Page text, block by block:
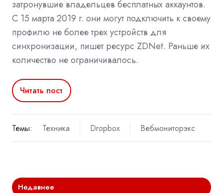
затронувшие владельцев бесплатных аккаунтов.
С 15 марта 2019 г. они могут подключить к своему
профилю не более трех устройств для
синхронизации, пишет ресурс ZDNet. Раньше их
количество не ограничивалось.
Читать пост
Темы: Техника Dropbox Вебмониторэкс
Недавнее